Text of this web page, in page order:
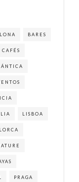
BARES
CAFÉS
LISBOA
PRAGA